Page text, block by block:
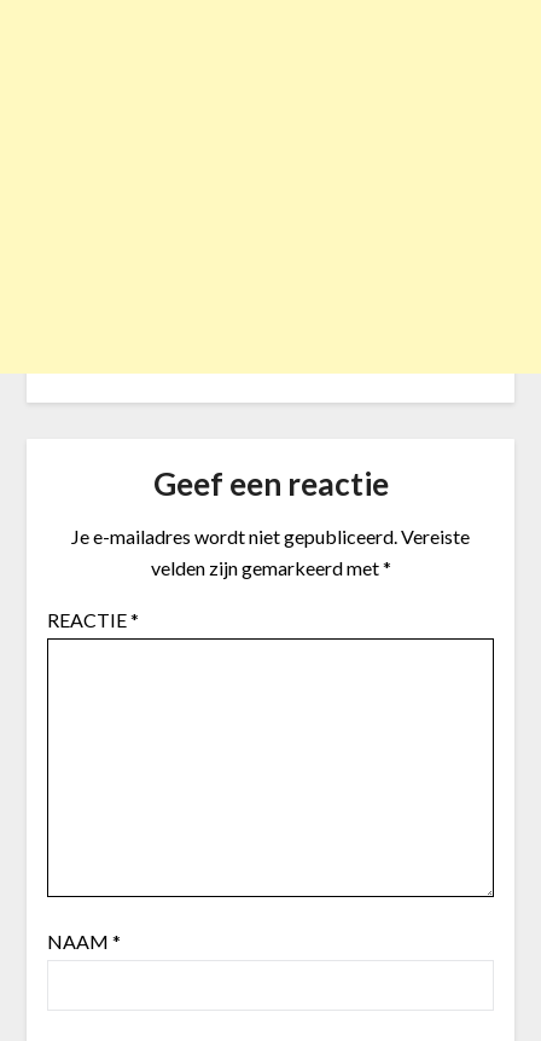
Geef een reactie
Je e-mailadres wordt niet gepubliceerd.Vereiste
velden zijn gemarkeerd met*
REACTIE*
NAAM *